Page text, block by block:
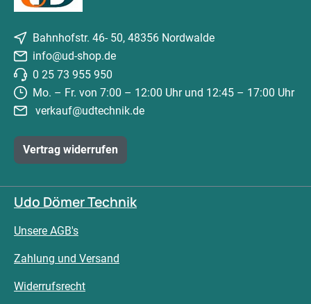
Bahnhofstr. 46- 50, 48356 Nordwalde
info@ud-shop.de
0 25 73 955 950
Mo. – Fr. von 7:00 – 12:00 Uhr und 12:45 – 17:00 Uhr
verkauf@udtechnik.de
Vertrag widerrufen
Udo Dömer Technik
Unsere AGB's
Zahlung und Versand
Widerrufsrecht